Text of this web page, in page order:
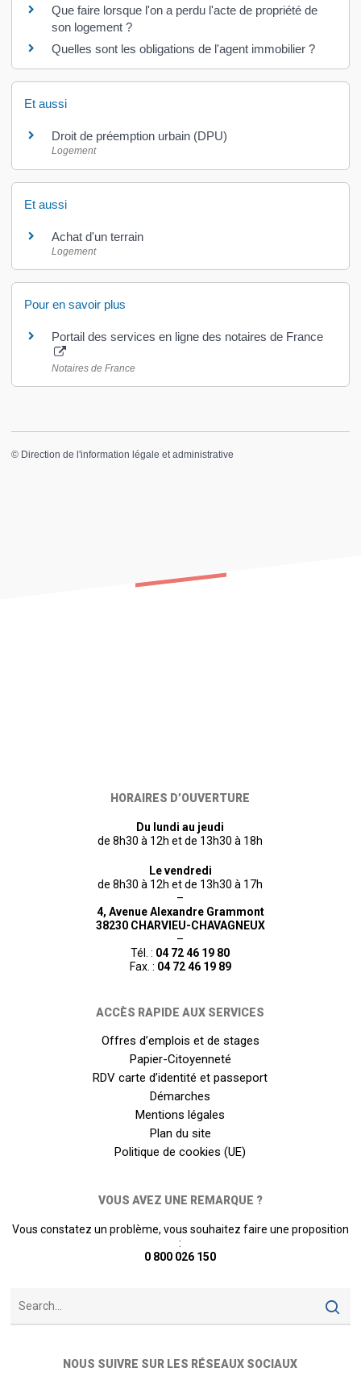
Que faire lorsque l'on a perdu l'acte de propriété de
son logement ?
Quelles sont les obligations de l'agent immobilier ?
Et aussi
Droit de préemption urbain (DPU)
Logement
Et aussi
Achat d'un terrain
Logement
Pour en savoir plus
Portail des services en ligne des notaires de France
Notaires de France
© Direction de l'information légale et administrative
HORAIRES D’OUVERTURE
Du lundi au jeudi
de 8h30 à 12h et de 13h30 à 18h
Le vendredi
de 8h30 à 12h et de 13h30 à 17h
–
4, Avenue Alexandre Grammont
38230 CHARVIEU-CHAVAGNEUX
–
Tél. : 04 72 46 19 80
Fax. : 04 72 46 19 89
ACCÈS RAPIDE AUX SERVICES
Offres d’emplois et de stages
Papier-Citoyenneté
RDV carte d’identité et passeport
Démarches
Mentions légales
Plan du site
Politique de cookies (UE)
VOUS AVEZ UNE REMARQUE ?
Vous constatez un problème, vous souhaitez faire une proposition
:
0 800 026 150
NOUS SUIVRE SUR LES RÉSEAUX SOCIAUX